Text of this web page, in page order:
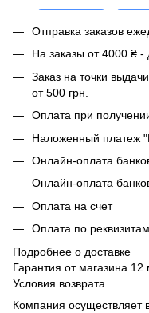
Отправка заказов
На заказы от 4000 ₴ -
Заказ на точки
от 500 грн.
Оплата при
Наложенный платеж
Онлайн-оплата
Онлайн-оплата
Оплата на счет
Оплата по реквизитам
Подробнее о доставке
Гарантия от магазина 12
Условия возврата
Компания осуществляет